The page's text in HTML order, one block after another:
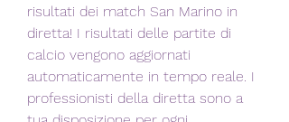
risultati dei match San Marino in
diretta! I risultati delle partite di
calcio vengono aggiornati
automaticamente in tempo reale. I
professionisti della diretta sono a